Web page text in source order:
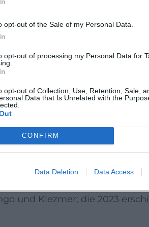
opt-out of the Sale of my Personal Data.
opt-out of processing my Personal Data for
opt-out of Collection, Use, Retention, Sale,
Data that Is Unrelated with the
CONFIRM
Data Deletion Data Access
motivische
mischt,
Ruhe und
ein feines Spiel mit
Intimsphäre – eine
wird hörbar, ohne je
in Hubers Werk: Von der
zu jüngeren Begegnungen
Henson-Conant.
und Klezmer; die 2023